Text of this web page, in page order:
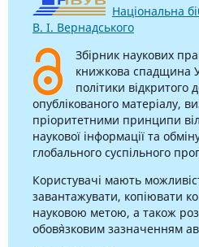
Національна
В. І. Вернадського
Збірник наукових
книжкова спадщина
політики відкритого
опублікованого матеріалу,
пріоритетними принципи
наукової інформації та
глобального суспільного
Користувачі мають
завантажувати, копіювати
науковою метою, а також
обов`язковим зазначенням